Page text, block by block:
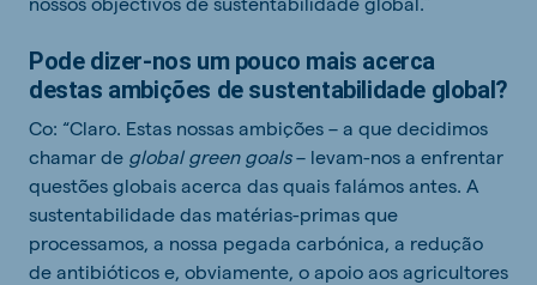
Pode dizer-nos um pouco mais acerca
destas ambições de sustentabilidade global?
Co: “Claro. Estas nossas ambições – a que decidimos
chamar de global green goals– levam-nos a enfrentar
questões globais acerca das quais falámos antes. A
sustentabilidade das matérias-primas que
processamos, a nossa pegada carbónica, a redução
de antibióticos e, obviamente, o apoio aos agricultores